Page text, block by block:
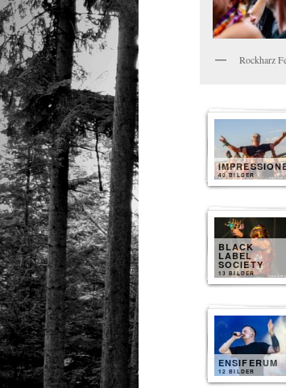
Rockharz
40 BILDER
BLACK
LABEL
SOCIETY
13 BILDER
ENSIFERUM
12 BILDER